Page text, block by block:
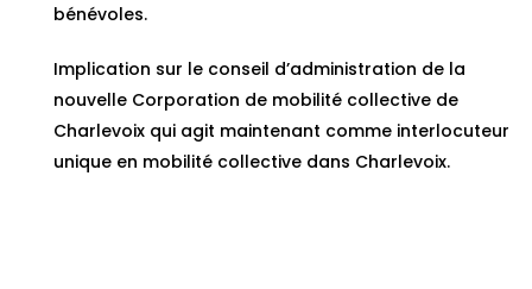
bénévoles.
Implication sur le conseil d’administration de la
nouvelle Corporation de mobilité collective de
Charlevoix qui agit maintenant comme interlocuteur
unique en mobilité collective dans Charlevoix.